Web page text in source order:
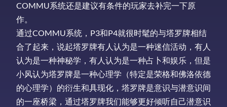
COMMU系统还是建议有条件的玩家去补完一下原
作。
通过COMMU系统，P3和P4就很时髦的与塔罗牌相结
合了起来，说起塔罗牌有人认为是一种迷信活动，有人
认为是一种神秘学，有人认为是一种占卜和娱乐，但是
小风认为塔罗牌是一种心理学（特定是荣格和佛洛依德
的心理学）的衍生和具现化，塔罗牌是意识与潜意识间
的一座桥梁，通过塔罗牌我们能够更好倾听自己潜意识